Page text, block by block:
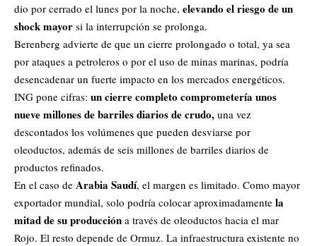
dio por cerrado el lunes por la noche, elevando el riesgo de un
shock mayor si la interrupción se prolonga.
Berenberg advierte de que un cierre prolongado o total, ya sea
por ataques a petroleros o por el uso de minas marinas, podría
desencadenar un fuerte impacto en los mercados energéticos.
ING pone cifras: un cierre completo comprometería unos
nueve millones de barriles diarios de crudo, una vez
descontados los volúmenes que pueden desviarse por
oleoductos, además de seis millones de barriles diarios de
productos refinados.
En el caso de Arabia Saudí, el margen es limitado. Como mayor
exportador mundial, solo podría colocar aproximadamente la
mitad de su producción a través de oleoductos hacia el mar
Rojo. El resto depende de Ormuz. La infraestructura existente no